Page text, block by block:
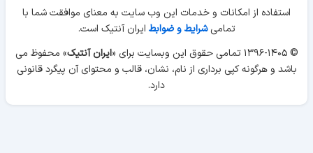
استفاده از امکانات و خدمات این وب سایت به معنای موافقت شما با
تمامیشرایط و ضوابط ایران آنتیک است.
© ۱۳۹۶-۱۴۰۵ تمامی حقوق این وبسایت برای «
ایران آنتیک» محفوظ می
باشد و هرگونه کپی برداری از نام، نشان، قالب و محتوای آن پیگرد قانونی
دارد.